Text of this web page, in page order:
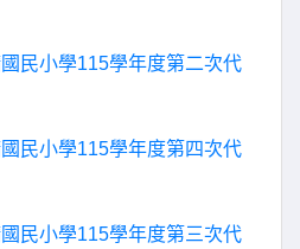
民小學115學年度第二次代
民小學115學年度第四次代
民小學115學年度第三次代